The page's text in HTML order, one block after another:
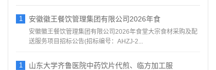
1 安徽徽王餐饮管理集团有限公司2026年食
安徽徽王餐饮管理集团有限公司2026年食堂大宗食材采购及配
送服务项目招标公告(招标编号：AHZJ-2...
1 山东大学齐鲁医院中药饮片代煎、临方加工服